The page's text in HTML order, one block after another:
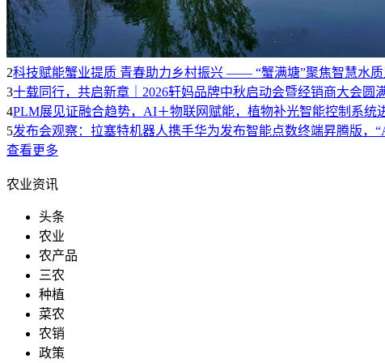
2科技赋能蟹业提质 青春助力乡村振兴 —— “蟹满塘”聚焦智慧水
3十载同行，共启新章｜2026轩妈品牌中秋启动会暨经销商大会圆
4PLM展见证融合趋势，AI＋物联网赋能，植物补光智能控制系统
5发布会观察：拉塞特机器人携手华为发布智能点数终端昇腾版，
查看更多
农业资讯
头条
农业
农产品
三农
种植
菜农
农销
政策